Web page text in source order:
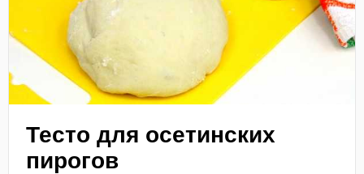
Тесто для осетинских
пирогов